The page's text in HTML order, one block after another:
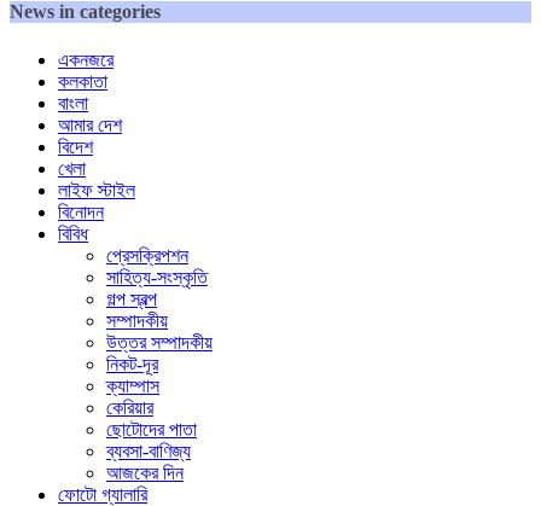
News in categories
একনজরে
কলকাতা
বাংলা
আমার দেশ
বিদেশ
খেলা
লাইফ স্টাইল
বিনোদন
বিবিধ
প্রেসক্রিপশন
সাহিত্য-সংস্কৃতি
গল্প স্বল্প
সম্পাদকীয়
উত্তর সম্পাদকীয়
নিকট-দূর
ক্যাম্পাস
কেরিয়ার
ছোটোদের পাতা
ব্যবসা-বাণিজ্য
আজকের দিন
ফোটো গ্যালারি